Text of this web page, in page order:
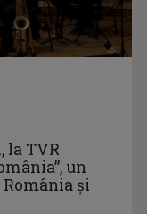
la TVR
un
şi